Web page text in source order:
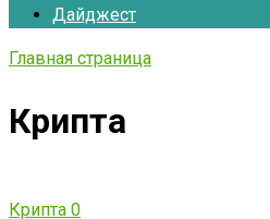
Дайджест
Главная страница
Крипта
Крипта 0